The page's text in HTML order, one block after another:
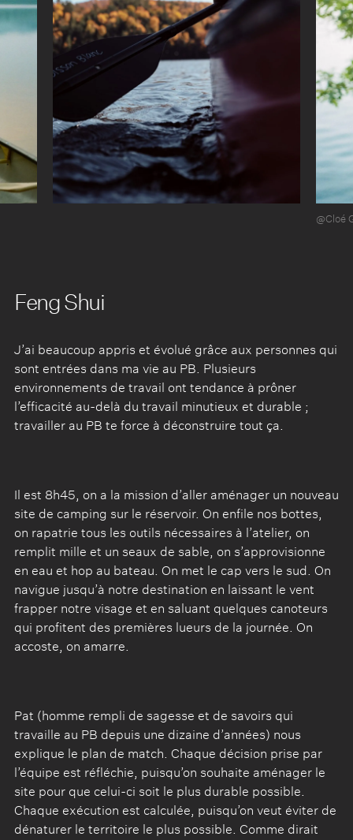
@Cloé
Feng Shui
J’ai beaucoup appris et évolué grâce aux personnes qui
sont entrées dans ma vie au PB. Plusieurs
environnements de travail ont tendance à prôner
l’efficacité au-delà du travail minutieux et durable ;
travailler au PB te force à déconstruire tout ça.
Il est 8h45, on a la mission d’aller aménager un nouveau
site de camping sur le réservoir. On enfile nos bottes,
on rapatrie tous les outils nécessaires à l’atelier, on
remplit mille et un seaux de sable, on s’approvisionne
en eau et hop au bateau. On met le cap vers le sud. On
navigue jusqu’à notre destination en laissant le vent
frapper notre visage et en saluant quelques canoteurs
qui profitent des premières lueurs de la journée. On
accoste, on amarre.
Pat (homme rempli de sagesse et de savoirs qui
travaille au PB depuis une dizaine d’années) nous
explique le plan de match. Chaque décision prise par
l’équipe est réfléchie, puisqu’on souhaite aménager le
site pour que celui-ci soit le plus durable possible.
Chaque exécution est calculée, puisqu’on veut éviter de
dénaturer le territoire le plus possible. Comme dirait